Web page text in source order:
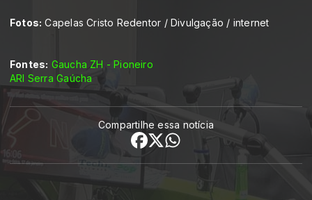
Fotos: Capelas Cristo Redentor / Divulgação / internet
Fontes: Gaucha ZH - Pioneiro
ARI Serra Gaúcha
Compartilhe essa notícia